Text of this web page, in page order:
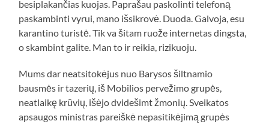
besiplakančias kuojas. Paprašau paskolinti telefoną
paskambinti vyrui, mano išsikrovė. Duoda. Galvoja, esu
karantino turistė. Tik va šitam ruože internetas dingsta,
o skambint galite. Man to ir reikia, rizikuoju.
Mums dar neatsitokėjus nuo Barysos šiltnamio
bausmės ir tazerių, iš Mobilios pervežimo grupės,
neatlaikę krūvių, išėjo dvidešimt žmonių. Sveikatos
apsaugos ministras pareiškė nepasitikėjimą grupės